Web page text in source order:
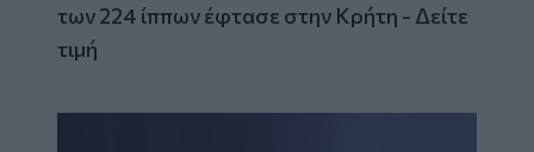
των 224 ίππων έφτασε στην Κρήτη - Δείτε
τιμή